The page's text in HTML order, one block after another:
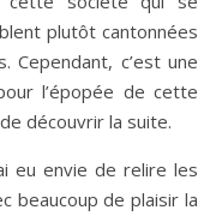
plutôt cantonnées
Cependant, c’est une
l’épopée de cette
découvrir la suite.
eu envie de relire les
beaucoup de plaisir la